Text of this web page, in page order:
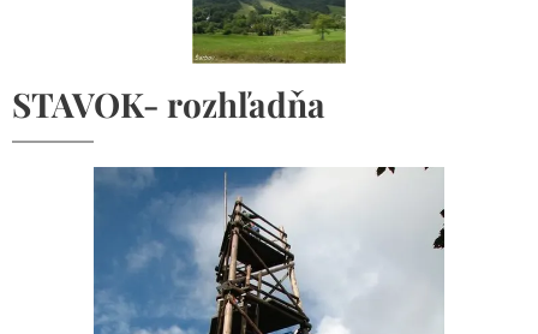
STAVOK- rozhľadňa